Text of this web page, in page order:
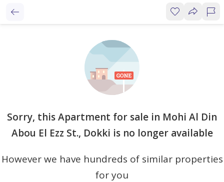
Sorry, this Apartment for sale in Mohi Al Din
Abou El Ezz St., Dokki is no longer available
However we have hundreds of similar properties
for you